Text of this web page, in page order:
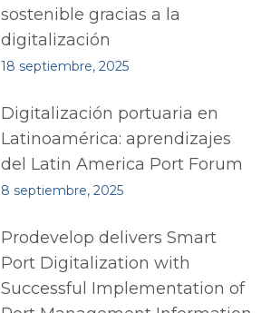
sostenible gracias a la
digitalización
18 septiembre, 2025
Digitalización portuaria en
Latinoamérica: aprendizajes
del Latin America Port Forum
8 septiembre, 2025
Prodevelop delivers Smart
Port Digitalization with
Successful Implementation of